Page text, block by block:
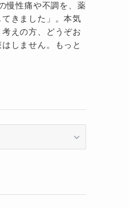
慢性痛や不調を、薬
きました」。本気
えの方、どうぞお
しません。もっと